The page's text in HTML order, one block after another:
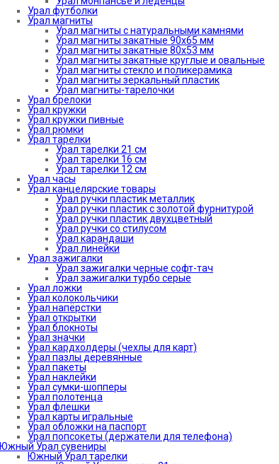
Урал футболки
Урал магниты
Урал магниты с натуральными камнями
Урал магниты закатные 90х65 мм
Урал магниты закатные 80х53 мм
Урал магниты закатные круглые и овальные
Урал магниты стекло и поликерамика
Урал магниты зеркальный пластик
Урал магниты-тарелочки
Урал брелоки
Урал кружки
Урал кружки пивные
Урал рюмки
Урал тарелки
Урал тарелки 21 см
Урал тарелки 16 см
Урал тарелки 12 см
Урал часы
Урал канцелярские товары
Урал ручки пластик металлик
Урал ручки пластик с золотой фурнитурой
Урал ручки пластик двухцветный
Урал ручки со стилусом
Урал карандаши
Урал линейки
Урал зажигалки
Урал зажигалки черные софт-тач
Урал зажигалки турбо серые
Урал ложки
Урал колокольчики
Урал напёрстки
Урал открытки
Урал блокноты
Урал значки
Урал кардхолдеры (чехлы для карт)
Урал пазлы деревянные
Урал пакеты
Урал наклейки
Урал сумки-шопперы
Урал полотенца
Урал флешки
Урал карты игральные
Урал обложки на паспорт
Урал попсокеты (держатели для телефона)
Южный Урал сувениры
Южный Урал тарелки